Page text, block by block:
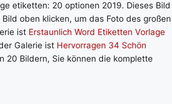
etiketten: 20 optionen 2019. Dieses Bild
oben klicken, um das Foto des großen
ist Erstaunlich Word Etiketten Vorlage
Galerie ist Hervorragen 34 Schön
20 Bildern, Sie können die komplette